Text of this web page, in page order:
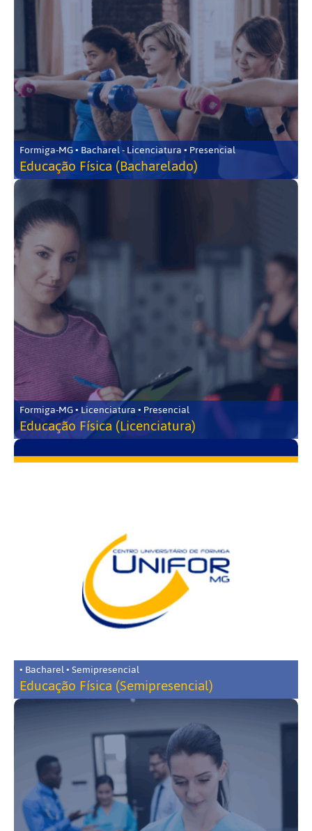
Formiga-MG • Bacharel - Licenciatura • Presencial
Educação Física (Bacharelado)
Formiga-MG • Licenciatura • Presencial
Educação Física (Licenciatura)
• Bacharel • Semipresencial
Educação Física (Semipresencial)